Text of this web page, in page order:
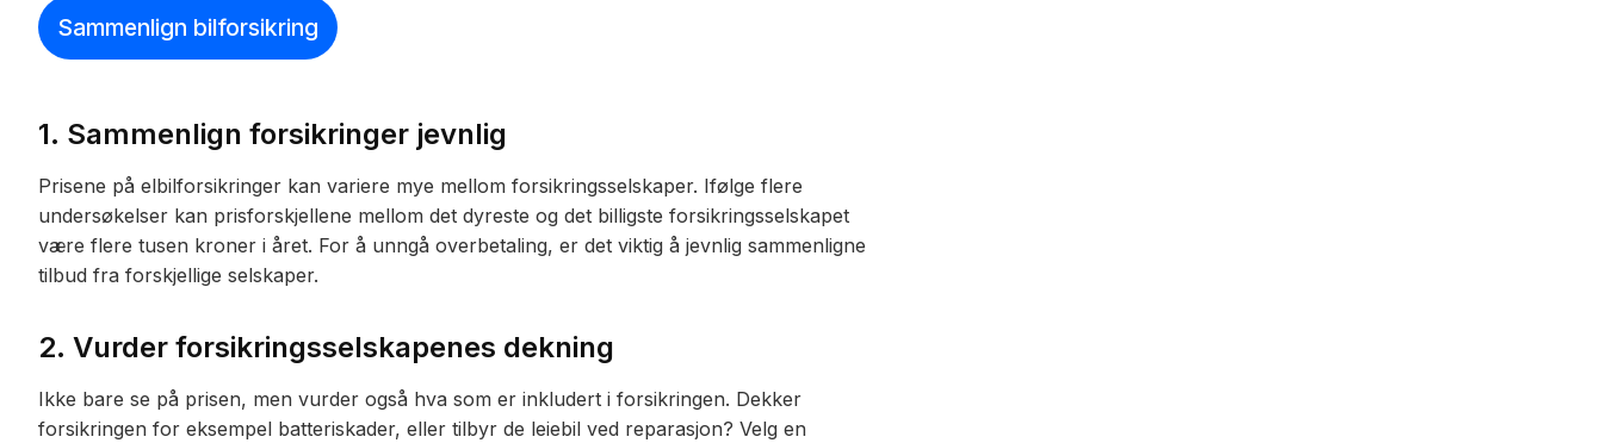
Sammenlign bilforsikring
1. Sammenlign forsikringer jevnlig
Prisene på elbilforsikringer kan variere mye mellom forsikringsselskaper. Ifølge flere
undersøkelser kan prisforskjellene mellom det dyreste og det billigste forsikringsselskapet
være flere tusen kroner i året. For å unngå overbetaling, er det viktig å jevnlig sammenligne
tilbud fra forskjellige selskaper.
2. Vurder forsikringsselskapenes dekning
Ikke bare se på prisen, men vurder også hva som er inkludert i forsikringen. Dekker
forsikringen for eksempel batteriskader, eller tilbyr de leiebil ved reparasjon? Velg en